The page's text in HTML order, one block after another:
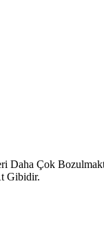
Daha Çok
Gibidir.